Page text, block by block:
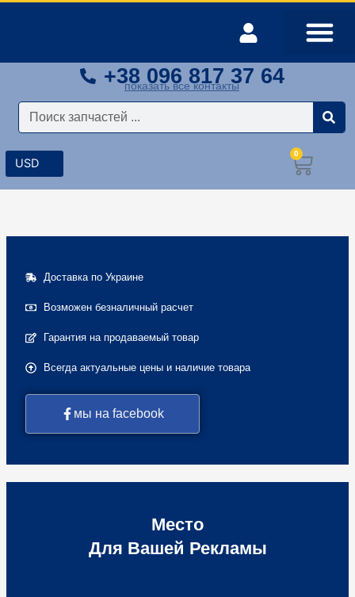
+38 096 817 37 64
показать все контакты
Поиск
0
Доставка по Украине
Возможен безналичный расчет
Гарантия на продаваемый товар
Всегда актуальные цены и наличие товара
мы на facebook
Место
Для Вашей Рекламы